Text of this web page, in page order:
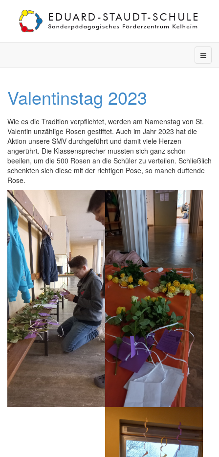
Valentinstag 2023
Wie es die Tradition verpflichtet, werden am Namenstag von St.
Valentin unzählige Rosen gestiftet. Auch im Jahr 2023 hat die
Aktion unsere SMV durchgeführt und damit viele Herzen
angerührt. Die Klassensprecher mussten sich ganz schön
beeilen, um die 500 Rosen an die Schüler zu verteilen. Schließlich
schenkten sich diese mit der richtigen Pose, so manch duftende
Rose.